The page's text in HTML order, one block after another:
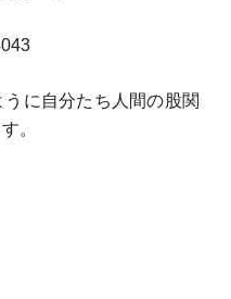
に自分たち人間の股関
。